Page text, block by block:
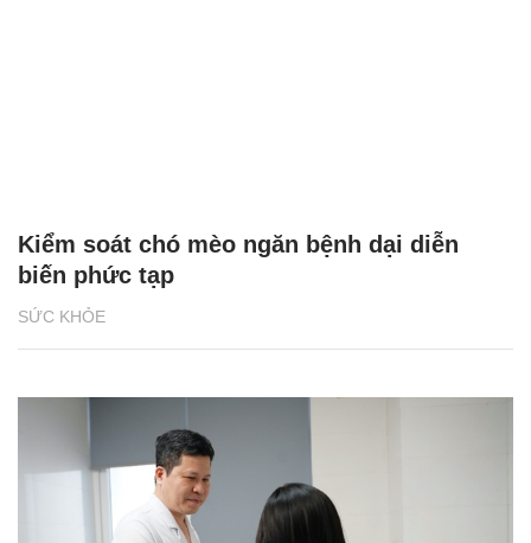
SỨC KHỎE
Kiểm soát chó mèo ngăn bệnh dại diễn
biến phức tạp